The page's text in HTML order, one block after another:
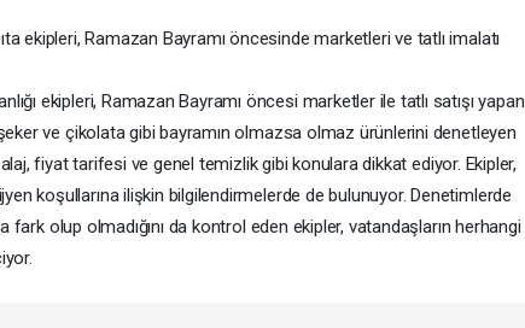
ekipleri, Ramazan Bayramı öncesinde marketleri ve tatlı imalatı
ekipleri, Ramazan Bayramı öncesi marketler ile tatlı satışı yapan
ve çikolata gibi bayramın olmazsa olmaz ürünlerini denetleyen
fiyat tarifesi ve genel temizlik gibi konulara dikkat ediyor. Ekipler,
koşullarına ilişkin bilgilendirmelerde de bulunuyor. Denetimlerde
fark olup olmadığını da kontrol eden ekipler, vatandaşların herhangi